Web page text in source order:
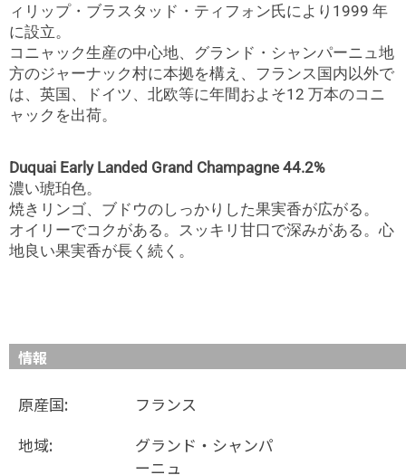
ィリップ・ブラスタッド・ティフォン氏により1999 年
に設立。
コニャック生産の中心地、グランド・シャンパーニュ地
方のジャーナック村に本拠を構え、フランス国内以外で
は、英国、ドイツ、北欧等に年間およそ12 万本のコニ
ャックを出荷。
Duquai Early Landed Grand Champagne 44.2%
濃い琥珀色。
焼きリンゴ、ブドウのしっかりした果実香が広がる。
オイリーでコクがある。スッキリ甘口で深みがある。心
地良い果実香が長く続く。
情報
原産国:
フランス
地域:
グランド・シャンパ
ーニュ